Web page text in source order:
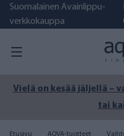
Suomalainen Avainlippu-
verkkokauppa
Vielä on kesää jäljellä –
tai
Etusivu AQVA-tuotteet